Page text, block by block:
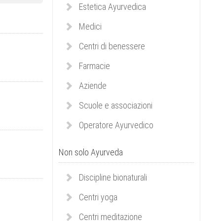
Estetica Ayurvedica
Medici
Centri di benessere
Farmacie
Aziende
Scuole e associazioni
Operatore Ayurvedico
Non solo Ayurveda
Discipline bionaturali
Centri yoga
Centri meditazione